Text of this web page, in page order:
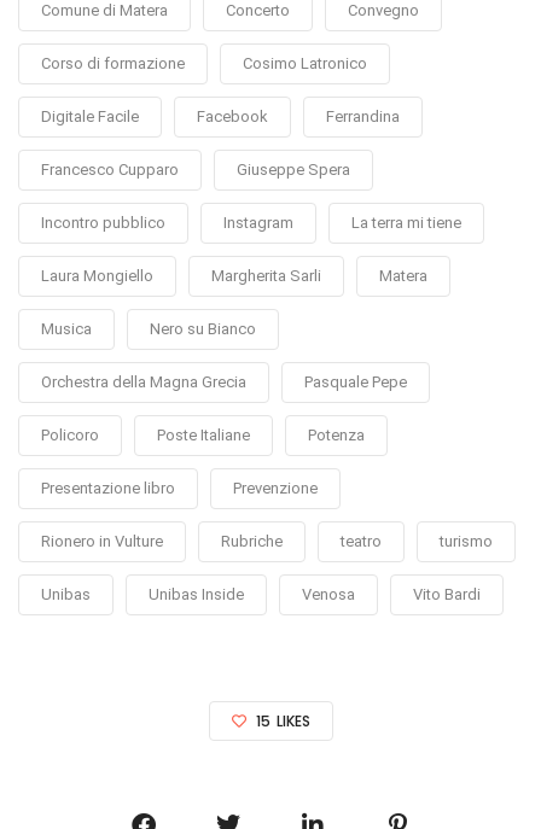
Comune di Matera Concerto Convegno
Corso di formazione Cosimo Latronico
Digitale Facile Facebook Ferrandina
Francesco Cupparo Giuseppe Spera
Incontro pubblico Instagram La terra mi tiene
Laura Mongiello Margherita Sarli Matera
Musica Nero su Bianco
Orchestra della Magna Grecia Pasquale Pepe
Policoro Poste Italiane Potenza
Presentazione libro Prevenzione
Rionero in Vulture Rubriche teatro turismo
Unibas Unibas Inside Venosa Vito Bardi
15 LIKES